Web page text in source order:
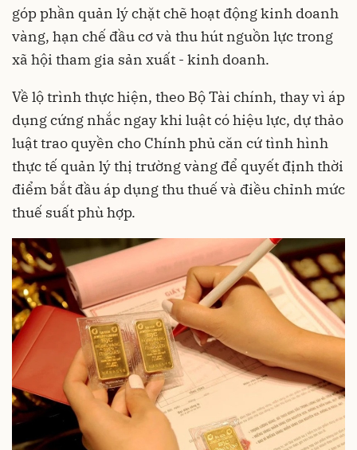
góp phần quản lý chặt chẽ hoạt động kinh doanh
vàng, hạn chế đầu cơ và thu hút nguồn lực trong
xã hội tham gia sản xuất - kinh doanh.
Về lộ trình thực hiện, theo Bộ Tài chính, thay vì áp
dụng cứng nhắc ngay khi luật có hiệu lực, dự thảo
luật trao quyền cho Chính phủ căn cứ tình hình
thực tế quản lý thị trường vàng để quyết định thời
điểm bắt đầu áp dụng thu thuế và điều chỉnh mức
thuế suất phù hợp.